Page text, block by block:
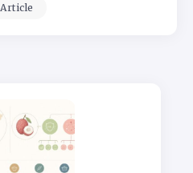
Article